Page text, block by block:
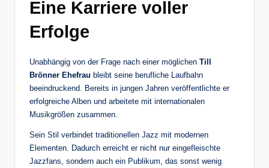
Eine Karriere voller
Erfolge
Unabhängig von der Frage nach einer möglichen Till
Brönner Ehefrau bleibt seine berufliche Laufbahn
beeindruckend. Bereits in jungen Jahren veröffentlichte er
erfolgreiche Alben und arbeitete mit internationalen
Musikgrößen zusammen.
Sein Stil verbindet traditionellen Jazz mit modernen
Elementen. Dadurch erreicht er nicht nur eingefleischte
Jazzfans, sondern auch ein Publikum, das sonst wenig